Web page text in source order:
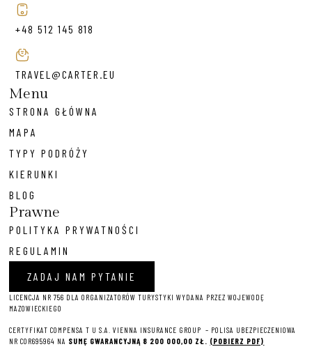
+48 512 145 818
TRAVEL@CARTER.EU
Menu
STRONA GŁÓWNA
MAPA
TYPY PODRÓŻY
KIERUNKI
BLOG
Prawne
POLITYKA PRYWATNOŚCI
REGULAMIN
ZADAJ NAM PYTANIE
LICENCJA NR 756 DLA ORGANIZATORÓW TURYSTYKI WYDANA PRZEZ WOJEWODĘ
MAZOWIECKIEGO
CERTYFIKAT COMPENSA T U S.A. VIENNA INSURANCE GROUP – POLISA UBEZPIECZENIOWA
NR COR695964 NA SUMĘ GWARANCYJNĄ 8 200 000,00 ZŁ. (POBIERZ PDF)